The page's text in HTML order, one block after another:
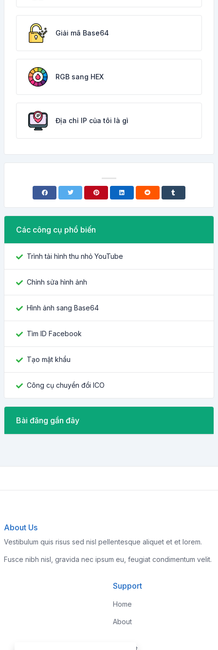
Giải mã Base64
RGB sang HEX
Địa chỉ IP của tôi là gì
Các công cụ phổ biến
Trình tải hình thu nhỏ YouTube
Chỉnh sửa hình ảnh
Hình ảnh sang Base64
Tìm ID Facebook
Tạo mật khẩu
Công cụ chuyển đổi ICO
Bài đăng gần đây
About Us
Vestibulum quis risus sed nisl pellentesque aliquet et et lorem.
Fusce nibh nisl, gravida nec ipsum eu, feugiat condimentum velit.
Support
Home
About